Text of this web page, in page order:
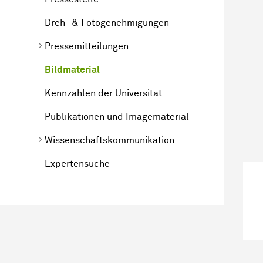
Dreh- & Fotogenehmigungen
Pressemitteilungen
Bildmaterial
Kennzahlen der Universität
Publikationen und Imagematerial
Wissen­schafts­kommunikation
Expertensuche